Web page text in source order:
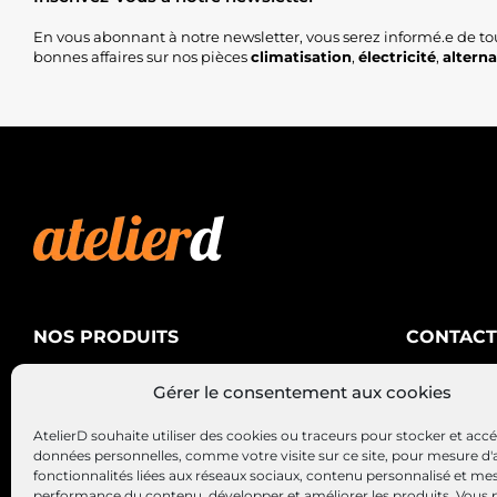
Gérer le consentement aux cookies
AtelierD souhaite utiliser des cookies ou traceurs pour stocker et
données personnelles, comme votre visite sur ce site, pour mesure
fonctionnalités liées aux réseaux sociaux, contenu personnalisé et
En vous abonnant à notre newsletter, vous serez informé.e de
bonnes affaires sur nos piècesclimatisation, électricité,
NOS PRODUITS
Alternateurs – Démarreurs
CONTACT
AtelierD
88200
03 29 22 34